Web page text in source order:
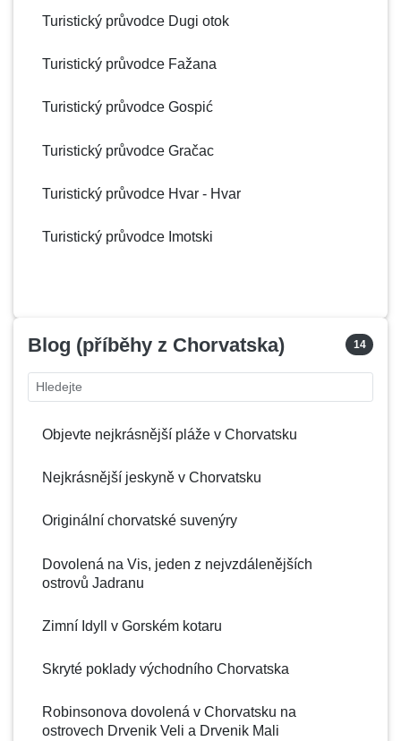
Drežnik Grad
DrnišŠibenik - Dalmácie
DrvenikSplit - Dalmácie
Drvenik MaliSplit - Dalmácie
Drvenik VeliSplit - Dalmácie
Dubrovnik Dubrovnik - Dalmácie
Dugi otok Zadar - Dalmácie
DućeSplit - Dalmácie
Fažana Istrie
Funtana
Gradac Split - Dalmácie
GračacLika
GrebašticaŠibenik - Dalmácie
GrožnjanIstrie
Turistický průvodce Dugi otok
Turistický průvodce Fažana
Turistický průvodce Gospić
Turistický průvodce Gračac
Turistický průvodce Hvar - Hvar
Turistický průvodce Imotski
Turistický průvodce Lošinj - Mali Lošinj
Turistický průvodce Makarska
Turistický průvodce Mljet
Turistický průvodce Murter - Murter
Blog (příběhy z Chorvatska) 14
Hledejte
Objevte nejkrásnější pláže v Chorvatsku
Nejkrásnější jeskyně v Chorvatsku
Originální chorvatské suvenýry
Dovolená na Vis, jeden z nejvzdálenějších
ostrovů Jadranu
Zimní Idyll v Gorském kotaru
Skryté poklady východního Chorvatska
Robinsonova dovolená v Chorvatsku na
ostrovech Drvenik Veli a Drvenik Mali